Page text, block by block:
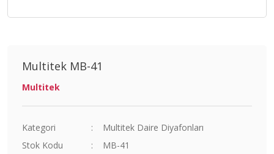
Multitek MB-41
Multitek
Kategori
Multitek Daire Diyafonları
Stok Kodu
MB-41